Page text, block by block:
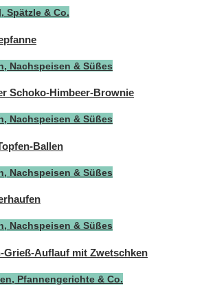
Spätzle & Co.
Nachspeisen & Süßes
Schoko-Himbeer-Brownie
Nachspeisen & Süßes
Ballen
Nachspeisen & Süßes
Nachspeisen & Süßes
Grieß-Auflauf mit Zwetschken
Pfannengerichte & Co.